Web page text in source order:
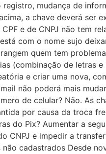
mudança de
a chave deverá ser
e de CNPJ não tem
com o nome sujo
quem tem
(combinação de letras
e criar uma nova,
não poderá mais
de celular? Não. As
por causa da troca
do Pix? Aumentar a
CNPJ e impedir a
cadastrados Desde